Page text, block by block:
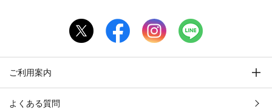
ご利用案内
よくある質問